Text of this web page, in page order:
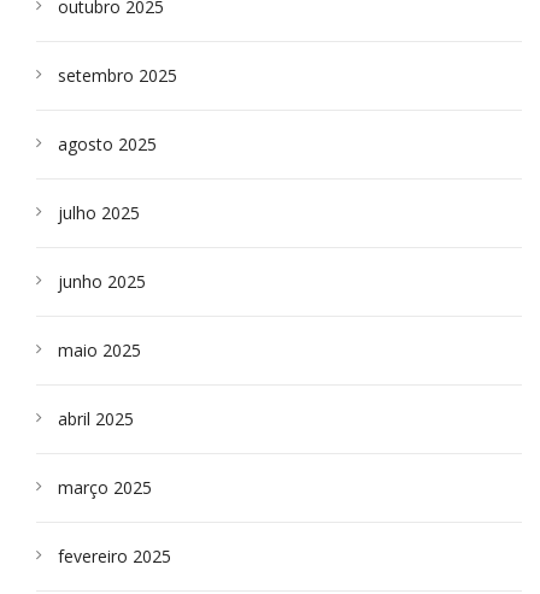
outubro 2025
setembro 2025
agosto 2025
julho 2025
junho 2025
maio 2025
abril 2025
março 2025
fevereiro 2025